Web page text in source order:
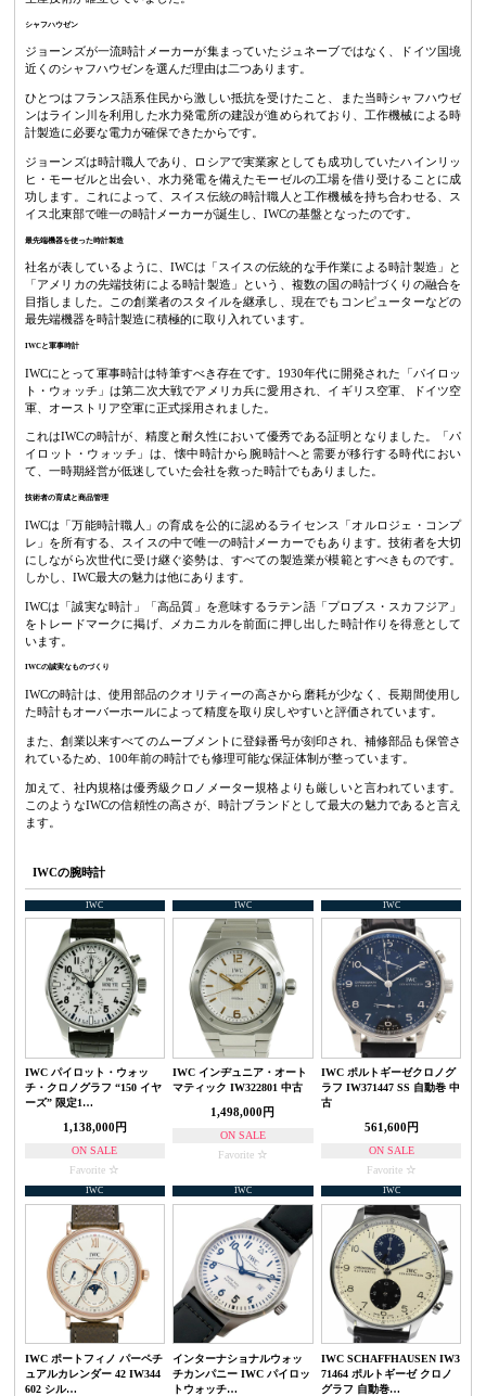
シャフハウゼン
ジョーンズが一流時計メーカーが集まっていたジュネーブではなく、ドイツ国境
近くのシャフハウゼンを選んだ理由は二つあります。
ひとつはフランス語系住民から激しい抵抗を受けたこと、また当時シャフハウゼ
ンはライン川を利用した水力発電所の建設が進められており、工作機械による時
計製造に必要な電力が確保できたからです。
ジョーンズは時計職人であり、ロシアで実業家としても成功していたハインリッ
ヒ・モーゼルと出会い、水力発電を備えたモーゼルの工場を借り受けることに成
功します。これによって、スイス伝統の時計職人と工作機械を持ち合わせる、ス
イス北東部で唯一の時計メーカーが誕生し、IWCの基盤となったのです。
最先端機器を使った時計製造
社名が表しているように、IWCは「スイスの伝統的な手作業による時計製造」と
「アメリカの先端技術による時計製造」という、複数の国の時計づくりの融合を
目指しました。この創業者のスタイルを継承し、現在でもコンピューターなどの
最先端機器を時計製造に積極的に取り入れています。
IWCと軍事時計
IWCにとって軍事時計は特筆すべき存在です。1930年代に開発された「パイロッ
ト・ウォッチ」は第二次大戦でアメリカ兵に愛用され、イギリス空軍、ドイツ空
軍、オーストリア空軍に正式採用されました。
これはIWCの時計が、精度と耐久性において優秀である証明となりました。「パ
イロット・ウォッチ」は、懐中時計から腕時計へと需要が移行する時代におい
て、一時期経営が低迷していた会社を救った時計でもありました。
技術者の育成と商品管理
IWCは「万能時計職人」の育成を公的に認めるライセンス「オルロジェ・コンプ
レ」を所有する、スイスの中で唯一の時計メーカーでもあります。技術者を大切
にしながら次世代に受け継ぐ姿勢は、すべての製造業が模範とすべきものです。
しかし、IWC最大の魅力は他にあります。
IWCは「誠実な時計」「高品質」を意味するラテン語「プロブス・スカフジア」
をトレードマークに掲げ、メカニカルを前面に押し出した時計作りを得意として
います。
IWCの誠実なものづくり
IWCの時計は、使用部品のクオリティーの高さから磨耗が少なく、長期間使用し
た時計もオーバーホールによって精度を取り戻しやすいと評価されています。
また、創業以来すべてのムーブメントに登録番号が刻印され、補修部品も保管さ
れているため、100年前の時計でも修理可能な保証体制が整っています。
加えて、社内規格は優秀級クロノメーター規格よりも厳しいと言われています。
このようなIWCの信頼性の高さが、時計ブランドとして最大の魅力であると言え
ます。
IWCの腕時計
IWC
IWC パイロット・ウォッ
チ・クロノグラフ “150 イヤ
ーズ” 限定1…
1,138,000円
ON SALE
Favorite
IWC
IWC インヂュニア・オート
マティック IW322801 中古
1,498,000円
ON SALE
Favorite
IWC
IWC ポルトギーゼクロノグ
ラフ IW371447 SS 自動巻 中
古
561,600円
ON SALE
Favorite
IWC
IWC ポートフィノ パーペチ
ュアルカレンダー 42 IW344
602 シル…
IWC
インターナショナルウォッ
チカンパニー IWC パイロッ
トウォッチ…
IWC
IWC SCHAFFHAUSEN IW3
71464 ポルトギーゼ クロノ
グラフ 自動巻…